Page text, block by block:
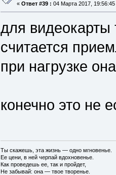
« Ответ #39 : 04 Марта 2017, 19:56:45
для видеокарты
считается
при нагрузке
конечно это не
Ты скажешь, эта жизнь — одно мгновенье.
Ее цени, в ней черпай вдохновенье.
Как проведешь ее, так и пройдет,
Не забывай: она — твое творенье.